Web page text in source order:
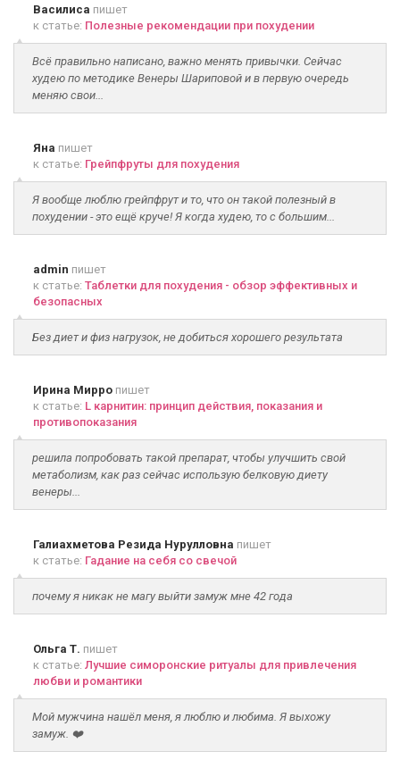
Василиса пишет
к статье: Полезные рекомендации при похудении
Всё правильно написано, важно менять привычки. Сейчас
худею по методике Венеры Шариповой и в первую очередь
меняю свои...
Яна пишет
к статье: Грейпфруты для похудения
Я вообще люблю грейпфрут и то, что он такой полезный в
похудении - это ещё круче! Я когда худею, то с большим...
admin пишет
к статье: Таблетки для похудения - обзор эффективных и
безопасных
Без диет и физ нагрузок, не добиться хорошего результата
Ирина Мирро пишет
к статье: L карнитин: принцип действия, показания и
противопоказания
решила попробовать такой препарат, чтобы улучшить свой
метаболизм, как раз сейчас использую белковую диету
венеры...
Галиахметова Резида Нурулловна пишет
к статье: Гадание на себя со свечой
почему я никак не магу выйти замуж мне 42 года
Ольга Т. пишет
к статье: Лучшие симоронские ритуалы для привлечения
любви и романтики
Мой мужчина нашёл меня, я люблю и любима. Я выхожу
замуж. ❤️